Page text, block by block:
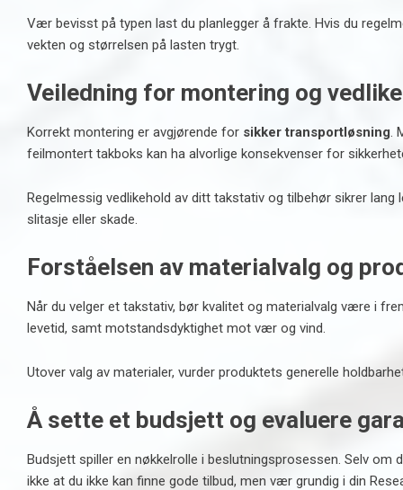
Vær bevisst på typen last du planlegger å frakte. Hvis du
vekten og størrelsen på lasten trygt.
Veiledning for montering og
Korrekt montering er avgjørende for sikker transportløsning .
feilmontert takboks kan ha alvorlige konsekvenser for
Regelmessig vedlikehold av ditt takstativ og tilbehør sikrer
slitasje eller skade.
Forståelsen av materialvalg og
Når du velger et takstativ, bør kvalitet og materialvalg være i
levetid, samt motstandsdyktighet mot vær og vind.
Utover valg av materialer, vurder produktets generelle
Å sette et budsjett og evaluere
Budsjett spiller en nøkkelrolle i beslutningsprosessen. Selv
ikke at du ikke kan finne gode tilbud, men vær grundig i din